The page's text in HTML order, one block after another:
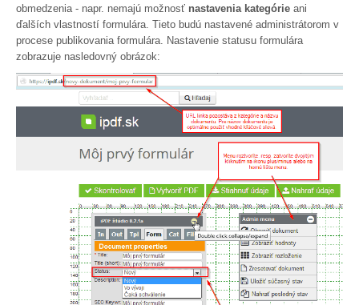
obmedzenia - napr. nemajú možnosť nastavenia kategórie ani
ďalších vlastností formulára. Tieto budú nastavené administrátorom v
procese publikovania formulára. Nastavenie statusu formulára
zobrazuje nasledovný obrázok: